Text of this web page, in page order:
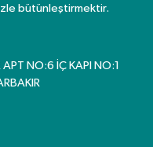
bütünleştirmektir.
NO:6 İÇ KAPI NO:1